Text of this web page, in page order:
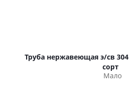
Труба нержавеющая э/св 304
сорт
Мало